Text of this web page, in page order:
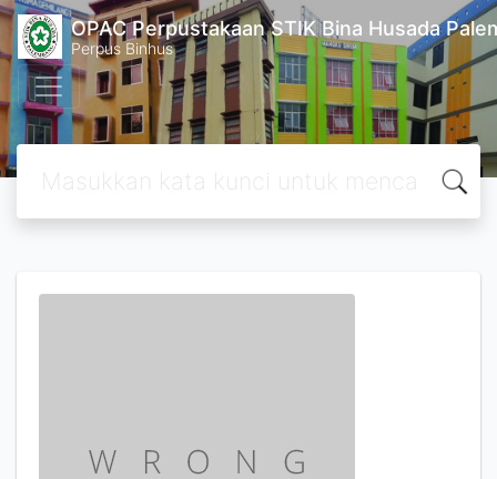
OPAC Perpustakaan STIK Bina Husada
Perpus Binhus